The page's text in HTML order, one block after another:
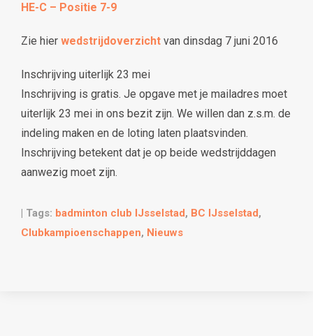
HE-C – Positie 7-9
Zie hier wedstrijdoverzicht van dinsdag 7 juni 2016
Inschrijving uiterlijk 23 mei
Inschrijving is gratis. Je opgave met je mailadres moet
uiterlijk 23 mei in ons bezit zijn. We willen dan z.s.m. de
indeling maken en de loting laten plaatsvinden.
Inschrijving betekent dat je op beide wedstrijddagen
aanwezig moet zijn.
| Tags: badminton club IJsselstad , BC IJsselstad ,
Clubkampioenschappen, Nieuws